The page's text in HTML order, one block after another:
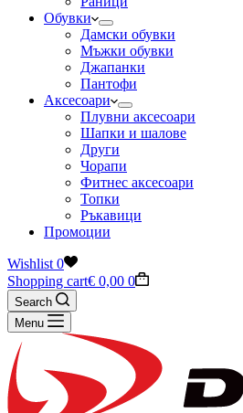
Обувки
Дамски обувки
Мъжки обувки
Джапанки
Пантофи
Аксесоари
Плувни аксесоари
Шапки и шалове
Други
Чорапи
Фитнес аксесоари
Топки
Ръкавици
Промоции
Wishlist 0
Shopping cart€ 0,00 0
Search
Menu